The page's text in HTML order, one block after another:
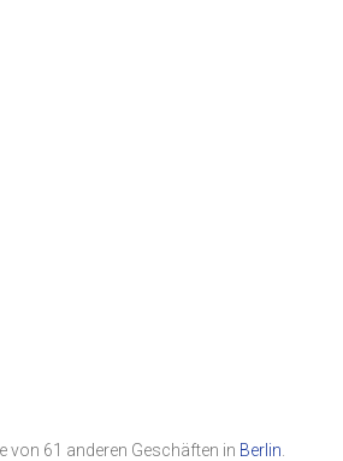
von 61 anderen Geschäften in Berlin